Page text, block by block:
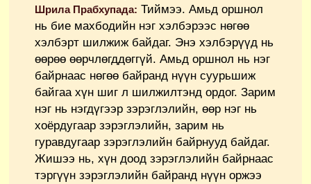
Шрила Прабхупада: Тиймээ. Амьд оршнол
нь бие махбодийн нэг хэлбэрээс нөгөө
хэлбэрт шилжиж байдаг. Энэ хэлбэрүүд нь
өөрөө өөрчлөгддөггүй. Амьд оршнол нь нэг
байрнаас нөгөө байранд нүүн суурьшиж
байгаа хүн шиг л шилжилтэнд ордог. Зарим
нэг нь нэгдүгээр зэрэглэлийн, өөр нэг нь
хоёрдугаар зэрэглэлийн, зарим нь
гуравдугаар зэрэглэлийн байрнууд байдаг.
Жишээ нь, хүн доод зэрэглэлийн байрнаас
тэргүүн зэрэглэлийн байранд нүүн оржээ